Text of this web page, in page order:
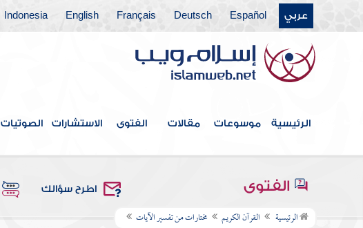
عربي Español
Deutsch
Français
English
Indonesia
الرئيسية موسوعات مقالات الفتوى الاستشارات الصوتيات
الفتوى اطرح سؤالك
الرئيسية القرآن الكريم مختارات من تفسير الآيات